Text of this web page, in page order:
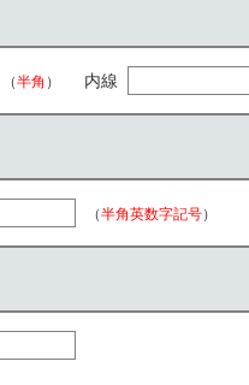
（半角 ） 内線
（半角英数字記号）